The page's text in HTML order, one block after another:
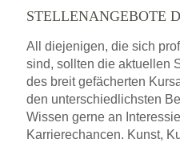
STELLENANGEBOTE
All diejenigen, die sich
sind, sollten die aktuellen
des breit gefächerten
den unterschiedlichsten
Wissen gerne an
Karrierechancen. Kunst,